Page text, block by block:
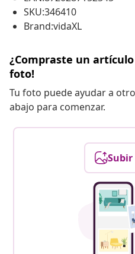
SKU:346410
Brand:vidaXL
¿Compraste un
foto!
Tu foto puede ayudar a
abajo para comenzar.